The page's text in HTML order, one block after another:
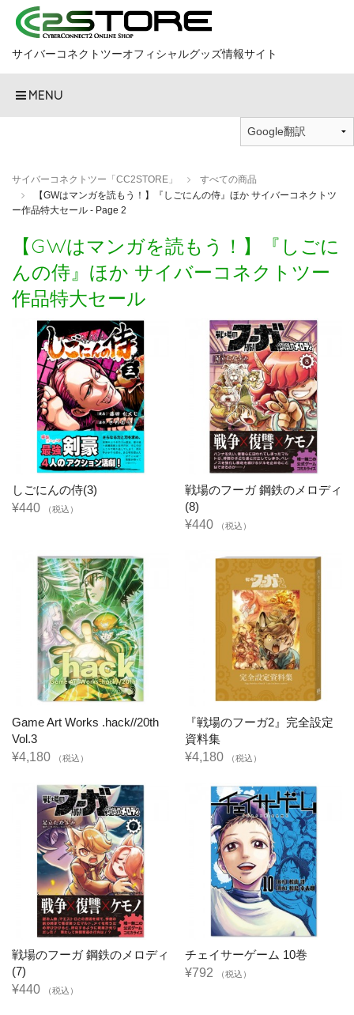
サイバーコネクトツーオフィシャルグッズ情報サイト
MENU
サイバーコネクトツー「CC2STORE」
すべての商品
【GWはマンガを読もう！】『しごにんの侍』ほか サイバーコネクトツ
ー作品特大セール - Page 2
【GWはマンガを読もう！】『しごに
んの侍』ほか サイバーコネクトツー
作品特大セール
しごにんの侍(3)
¥440
（税込）
戦場のフーガ 鋼鉄のメロディ
(8)
¥440
（税込）
Game Art Works .hack//20th
Vol.3
¥4,180
（税込）
『戦場のフーガ2』完全設定
資料集
¥4,180
（税込）
戦場のフーガ 鋼鉄のメロディ
(7)
¥440
（税込）
チェイサーゲーム 10巻
¥792
（税込）